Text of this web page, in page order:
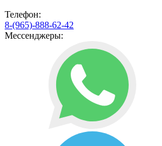
Телефон:
8-(965)-888-62-42
Мессенджеры: